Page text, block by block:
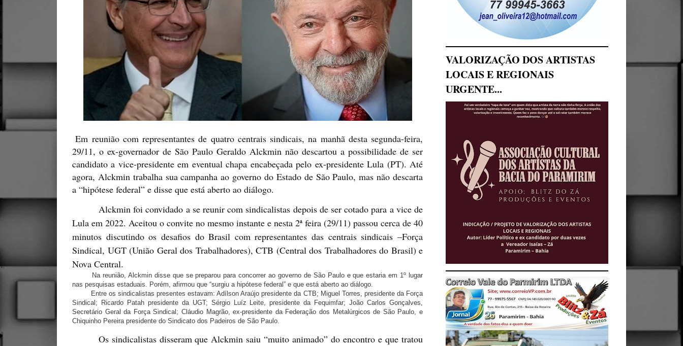
Em reunião com representantes de quatro centrais sindicais, na manhã desta segunda-feira,
29/11, o ex-governador de São Paulo Geraldo Alckmin não descartou a possibilidade de ser
candidato a vice-presidente em eventual chapa encabeçada pelo ex-presidente Lula (PT). Até
agora, Alckmin trabalha sua campanha ao governo do Estado de São Paulo, mas não descarta
a “hipótese federal” e disse que está aberto ao diálogo.
Alckmin foi convidado a se reunir com sindicalistas depois de ser cotado para a vice de
Lula em 2022. Aceitou o convite no mesmo instante e nesta 2ª feira (29/11) passou cerca de 40
minutos discutindo os desafios do Brasil com representantes das centrais sindicais –Força
Sindical, UGT (União Geral dos Trabalhadores), CTB (Central dos Trabalhadores do Brasil) e
Nova Central.
Na reunião, Alckmin disse que se preparou para concorrer ao governo de São Paulo e que estaria em 1º lugar
nas pesquisas estaduais. Porém, afirmou que “surgiu a hipótese federal” e que está aberto ao diálogo.
Entre os sindicalistas presentes estavam: Adílson Araújo presidente da CTB; Miguel Torres, presidente da Força
Sindical; Ricardo Patah presidente da UGT; Sérgio Luíz Leite, presidente da Fequimfar; João Carlos Gonçalves,
Secretário Geral da Força Sindical; Cláudio Magrão, ex-presidente da Federação dos Metalúrgicos de São Paulo, e
Chiquinho Pereira presidente do Sindicato dos Padeiros de São Paulo.
Os sindicalistas disseram que Alckmin saiu “muito animado” do encontro e que tratou
VALORIZAÇÃO DOS ARTISTAS
LOCAIS E REGIONAIS
URGENTE...